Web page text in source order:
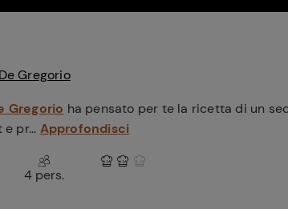
Gregorio
Gregorio ha pensato per te la ricetta di un
pr... Approfondisci
4 pers.